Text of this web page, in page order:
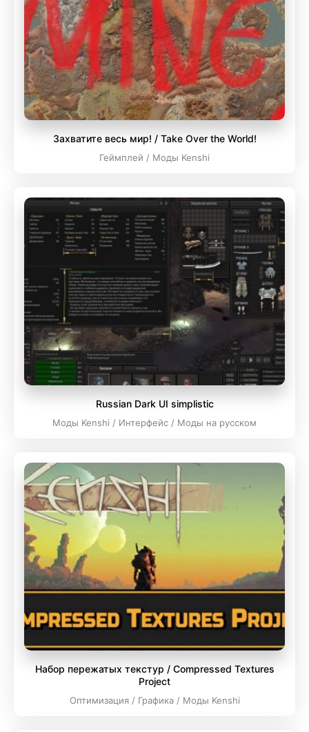
Захватите весь мир! / Take Over the World!
Геймплей / Моды Kenshi
Russian Dark UI simplistic
Моды Kenshi / Интерфейс / Моды на русском
Набор пережатых текстур / Compressed Textures
Project
Оптимизация / Графика / Моды Kenshi